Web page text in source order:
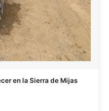
en la Sierra de Mijas